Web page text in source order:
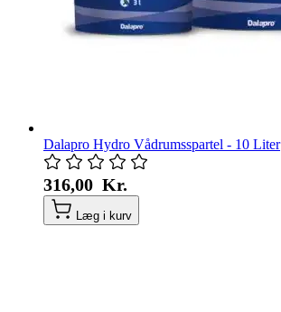
Dalapro Hydro Vådrumsspartel - 10 Liter
316,00 Kr.
Læg i kurv